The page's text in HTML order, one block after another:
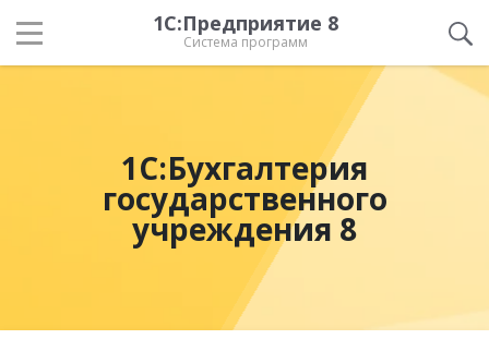
1С:Предприятие 8
Система программ
1С:Бухгалтерия
государственного
учреждения 8